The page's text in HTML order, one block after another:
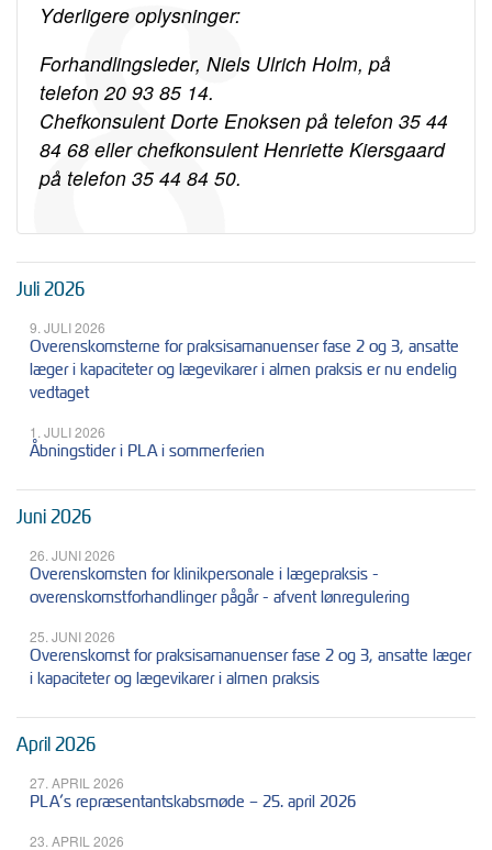
Yderligere oplysninger:
Forhandlingsleder, Niels Ulrich Holm, på
telefon 20 93 85 14.
Chefkonsulent Dorte Enoksen på telefon 35 44
84 68 eller chefkonsulent Henriette Kiersgaard
på telefon 35 44 84 50.
Juli 2026
9. JULI 2026
Overenskomsterne for praksisamanuenser fase 2 og 3, ansatte
læger i kapaciteter og lægevikarer i almen praksis er nu endelig
vedtaget
1. JULI 2026
Åbningstider i PLA i sommerferien
Juni 2026
26. JUNI 2026
Overenskomsten for klinikpersonale i lægepraksis -
overenskomstforhandlinger pågår - afvent lønregulering
25. JUNI 2026
Overenskomst for praksisamanuenser fase 2 og 3, ansatte læger
i kapaciteter og lægevikarer i almen praksis
April 2026
27. APRIL 2026
PLA’s repræsentantskabsmøde – 25. april 2026
23. APRIL 2026